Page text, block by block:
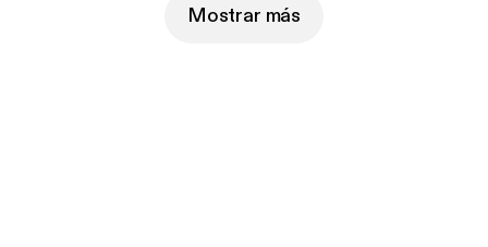
Mostrar más